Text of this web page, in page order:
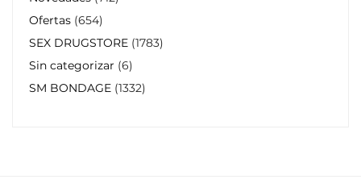
Ofertas 654
SEX DRUGSTORE 1783
Sin categorizar 6
SM BONDAGE 1332